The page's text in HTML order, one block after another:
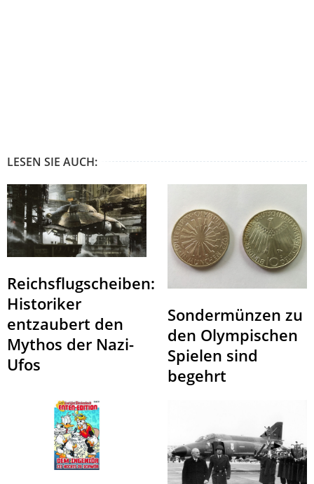
LESEN SIE AUCH:
Reichsflugscheiben:
Historiker
entzaubert den
Mythos der Nazi-
Ufos
Sondermünzen zu
den Olympischen
Spielen sind
begehrt